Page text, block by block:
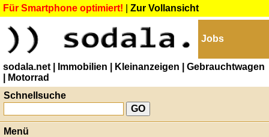
Für Smartphone optimiert! Zur Vollansicht
Jobs
sodala.net | Immobilien | Kleinanzeigen
| Gebrauchtwagen
| Motorrad
Schnellsuche
Menü